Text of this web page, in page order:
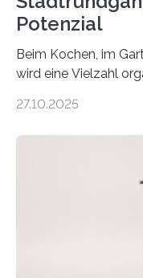
Potenzial
Beim Kochen, im
wird eine Vielzahl
Potenzial nur dann
Veränderung der
Deutschen
Stadtreinigung
2025 offiziell
ist ab sofort im
27.10.2025